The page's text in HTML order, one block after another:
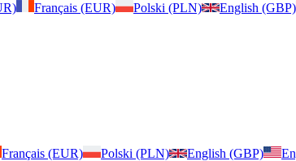
Français (EUR) Polski (PLN) English (GBP)
Français (EUR) Polski (PLN) English (GBP)